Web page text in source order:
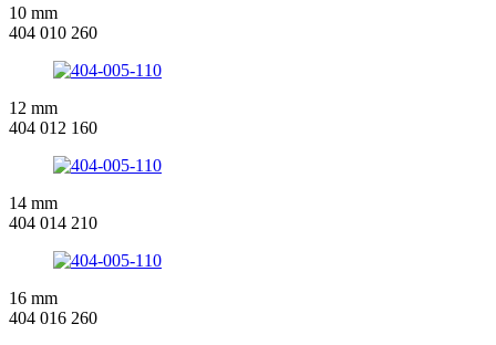
10 mm
404 010 260
12 mm
404 012 160
14 mm
404 014 210
16 mm
404 016 260